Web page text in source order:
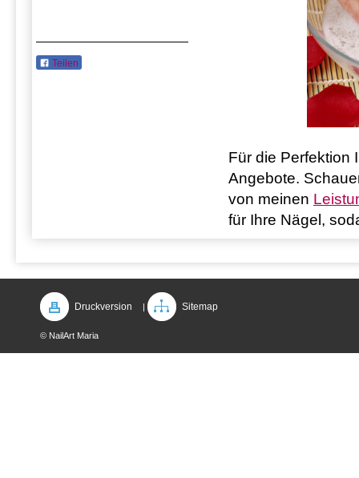
Teilen
Für die Perfektion
Angebote.
von meinen
für Ihre Nägel,
Druckversion | Sitemap
© NailArt Maria